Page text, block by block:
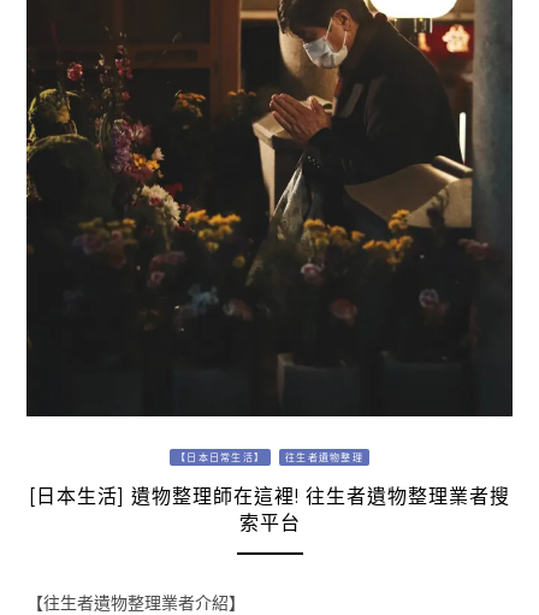
【日本日常生活】 往生者遺物整理
[日本生活] 遺物整理師在這裡! 往生者遺物整理業者搜
索平台
【往生者遺物整理業者介紹】